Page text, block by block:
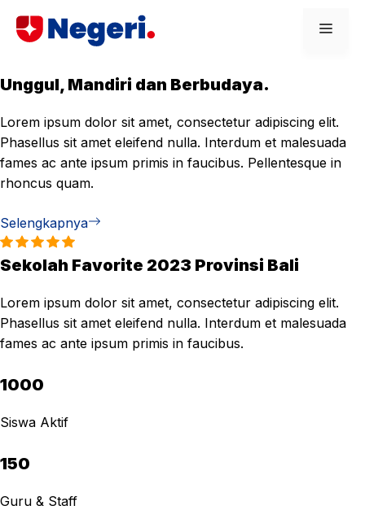
Unggul, Mandiri dan Berbudaya.
Lorem ipsum dolor sit amet, consectetur adipiscing elit.
Phasellus sit amet eleifend nulla. Interdum et malesuada
fames ac ante ipsum primis in faucibus. Pellentesque in
rhoncus quam.
Selengkapnya
Sekolah Favorite 2023 Provinsi Bali
Lorem ipsum dolor sit amet, consectetur adipiscing elit.
Phasellus sit amet eleifend nulla. Interdum et malesuada
fames ac ante ipsum primis in faucibus.
1000
Siswa Aktif
150
Guru & Staff